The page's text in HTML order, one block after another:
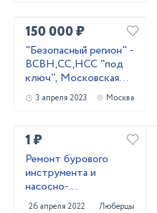
150 000 ₽
"Безопасный регион" -
ВСВН,СС,НСС "под
ключ", Московская
область.
3 апреля 2023 Москва
1 ₽
Ремонт бурового
инструмента и
насосно-
смесительных узлов.
26 апреля 2022 Люберцы